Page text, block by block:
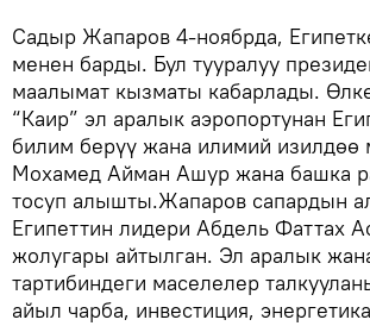
Садыр Жапаров 4-ноябрда,
менен барды. Бул тууралуу
маалымат кызматы кабарлады.
“Каир” эл аралык аэропортунан
билим берүү жана илимий изилдөө
Мохамед Айман Ашур жана башка
тосуп алышты.Жапаров сапардын
Египеттин лидери Абдель Фаттах
жолугары айтылган. Эл аралык
тартибиндеги маселелер
айыл чарба, инвестиция,